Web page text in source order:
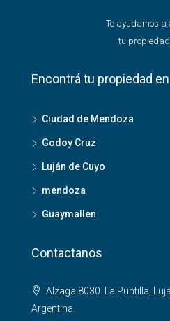
Te ayudamos a
tu
Encontrá tu propiedad en
Ciudad de Mendoza
Godoy Cruz
Luján de Cuyo
mendoza
Guaymallen
Contactanos
Alzaga 8030. La Puntilla,
Argentina.